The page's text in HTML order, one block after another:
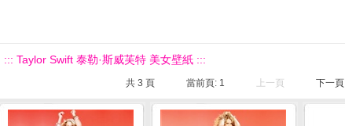
::: Taylor Swift 泰勒·斯威芙特 美女壁紙 :::
共 3 頁 當前頁: 1 上一頁 下一頁